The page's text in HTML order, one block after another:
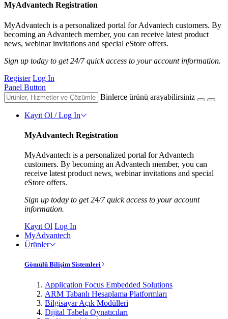
MyAdvantech Registration
MyAdvantech is a personalized portal for Advantech customers. By
becoming an Advantech member, you can receive latest product
news, webinar invitations and special eStore offers.
Sign up today to get 24/7 quick access to your account information.
Register Log In
Panel Button
Binlerce ürünü arayabilirsiniz
Kayıt Ol / Log In
MyAdvantech Registration
MyAdvantech is a personalized portal for Advantech
customers. By becoming an Advantech member, you can
receive latest product news, webinar invitations and special
eStore offers.
Sign up today to get 24/7 quick access to your account
information.
Kayıt Ol Log In
MyAdvantech
Ürünler
Gömülü Bilişim Sistemleri
Application Focus Embedded Solutions
ARM Tabanlı Hesaplama Platformları
Bilgisayar Açık Modülleri
Dijital Tabela Oynatıcıları